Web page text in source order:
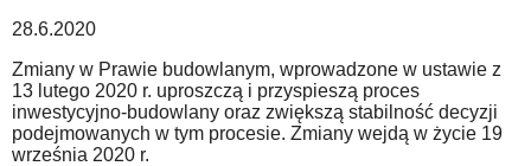
28.6.2020
Zmiany w Prawie budowlanym, wprowadzone w ustawie z
13 lutego 2020 r. uproszczą i przyspieszą proces
inwestycyjno-budowlany oraz zwiększą stabilność decyzji
podejmowanych w tym procesie. Zmiany wejdą w życie 19
września 2020 r.